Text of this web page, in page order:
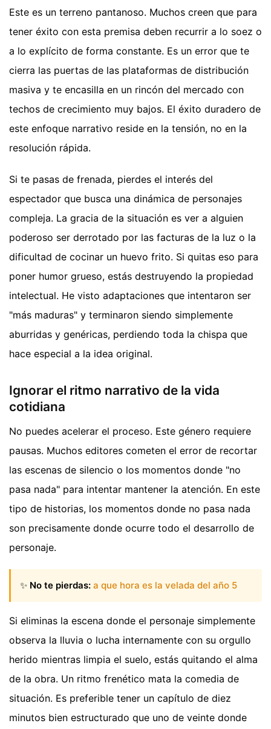
Este es un terreno pantanoso. Muchos creen que para
tener éxito con esta premisa deben recurrir a lo soez o
a lo explícito de forma constante. Es un error que te
cierra las puertas de las plataformas de distribución
masiva y te encasilla en un rincón del mercado con
techos de crecimiento muy bajos. El éxito duradero de
este enfoque narrativo reside en la tensión, no en la
resolución rápida.
Si te pasas de frenada, pierdes el interés del
espectador que busca una dinámica de personajes
compleja. La gracia de la situación es ver a alguien
poderoso ser derrotado por las facturas de la luz o la
dificultad de cocinar un huevo frito. Si quitas eso para
poner humor grueso, estás destruyendo la propiedad
intelectual. He visto adaptaciones que intentaron ser
"más maduras" y terminaron siendo simplemente
aburridas y genéricas, perdiendo toda la chispa que
hace especial a la idea original.
Ignorar el ritmo narrativo de la vida
cotidiana
No puedes acelerar el proceso. Este género requiere
pausas. Muchos editores cometen el error de recortar
las escenas de silencio o los momentos donde "no
pasa nada" para intentar mantener la atención. En este
tipo de historias, los momentos donde no pasa nada
son precisamente donde ocurre todo el desarrollo de
personaje.
✨ No te pierdas: a que hora es la velada del año 5
Si eliminas la escena donde el personaje simplemente
observa la lluvia o lucha internamente con su orgullo
herido mientras limpia el suelo, estás quitando el alma
de la obra. Un ritmo frenético mata la comedia de
situación. Es preferible tener un capítulo de diez
minutos bien estructurado que uno de veinte donde